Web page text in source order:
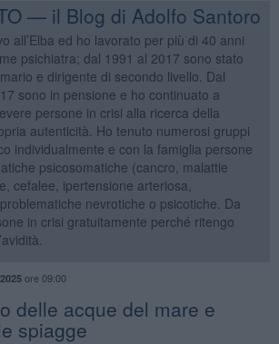
— il Blog di Adolfo Santoro
all’Elba ed ho lavorato per più di 40 anni
psichiatra; dal 1991 al 2017 sono stato
e dirigente di secondo livello. Dal
sono in pensione e ho continuato a
persone in crisi alla ricerca della
autenticità. Ho tenuto numerosi gruppi
individualmente e con la famiglia persone
psicosomatiche (cancro, malattie
cefalee, ipertensione arteriosa,
nevrotiche o psicotiche. Da
in crisi gratuitamente perché ritengo
ore 09:00
delle acque del mare e
spiagge